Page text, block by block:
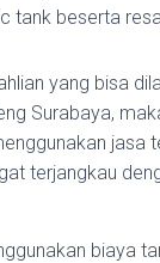
tank beserta
yang bisa
Surabaya,
jasa
terjangkau
biaya